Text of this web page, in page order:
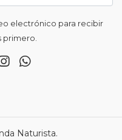
electrónico para recibir
primero.
Naturista.